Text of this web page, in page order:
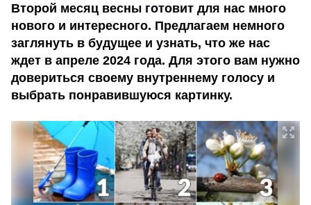
Второй месяц весны готовит для нас много
нового и интересного. Предлагаем немного
заглянуть в будущее и узнать, что же нас
ждет в апреле 2024 года. Для этого вам нужно
довериться своему внутреннему голосу и
выбрать понравившуюся картинку.